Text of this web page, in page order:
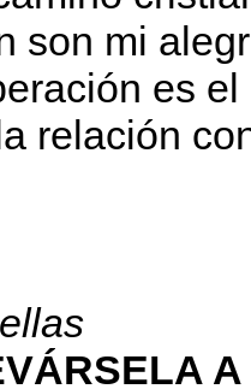
son mi
es
relación